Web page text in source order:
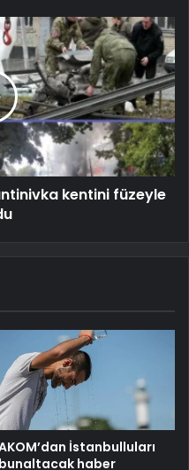
kentini füzeyle
İstanbulluları
bunaltacak haber